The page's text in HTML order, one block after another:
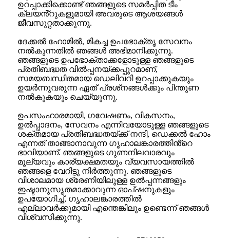
ഉറപ്പാക്കിക്കൊണ്ട് ഞങ്ങളുടെ സമർപ്പിത ടീം
ക്ലയൻ്റുകളുമായി അവരുടെ ആശയങ്ങൾ
ജീവസുറ്റതാക്കുന്നു.
ദേക്കൽ ഹോമിൽ, മികച്ച ഉപഭോക്തൃ സേവനം
നൽകുന്നതിൽ ഞങ്ങൾ അഭിമാനിക്കുന്നു.
ഞങ്ങളുടെ ഉപഭോക്താക്കളോടുള്ള ഞങ്ങളുടെ
പ്രതിബദ്ധത വിൽപ്പനയ്‌ക്കപ്പുറമാണ്,
സമയബന്ധിതമായ ഡെലിവറി ഉറപ്പാക്കുകയും
ഉയർന്നുവരുന്ന ഏത് പ്രശ്‌നങ്ങൾക്കും പിന്തുണ
നൽകുകയും ചെയ്യുന്നു.
ഉപസംഹാരമായി, ഗവേഷണം, വികസനം,
ഉൽപ്പാദനം, സേവനം എന്നിവയോടുള്ള ഞങ്ങളുടെ
ശക്തമായ പ്രതിബദ്ധതയ്ക്ക് നന്ദി, ഡെക്കൽ ഹോം
എന്നത് താങ്ങാനാവുന്ന ഗൃഹാലങ്കാരത്തിൻ്റെ
ഭാവിയാണ്. ഞങ്ങളുടെ ഗുണനിലവാരവും
മൂല്യവും കാര്യക്ഷമതയും വ്യവസായത്തിൽ
ഞങ്ങളെ വേറിട്ടു നിർത്തുന്നു. ഞങ്ങളുടെ
വിശാലമായ ശ്രേണിയിലുള്ള ഉൽപ്പന്നങ്ങളും
ഇഷ്ടാനുസൃതമാക്കാവുന്ന ഓപ്ഷനുകളും
ഉപയോഗിച്ച്, ഗൃഹാലങ്കാരത്തിൽ
എല്ലാവർക്കുമായി എന്തെങ്കിലും ഉണ്ടെന്ന് ഞങ്ങൾ
വിശ്വസിക്കുന്നു.